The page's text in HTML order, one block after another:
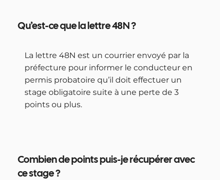
Qu’est-ce que la lettre 48N ?
La lettre 48N est un courrier envoyé par la
préfecture pour informer le conducteur en
permis probatoire qu’il doit effectuer un
stage obligatoire suite à une perte de 3
points ou plus.
Combien de points puis-je récupérer avec
ce stage ?